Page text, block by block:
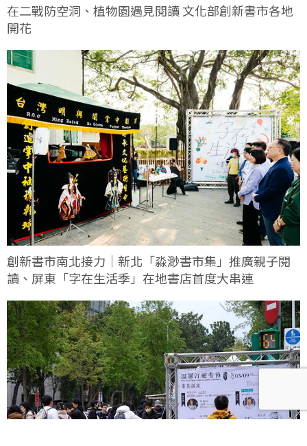
在二戰防空洞、植物園遇見閱讀 文化部創新書市各地
開花
創新書市南北接力｜新北「淼渺書市集」推廣親子閱
讀、屏東「字在生活季」在地書店首度大串連